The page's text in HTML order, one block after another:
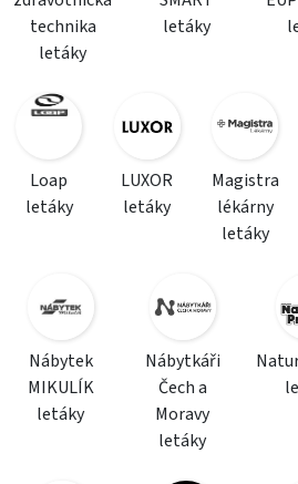
technika
letáky
letáky
Loap
letáky
LUXOR
letáky
Magistra
lékárny
letáky
Nábytek
MIKULÍK
letáky
Nábytkáři
Čech a
Moravy
letáky